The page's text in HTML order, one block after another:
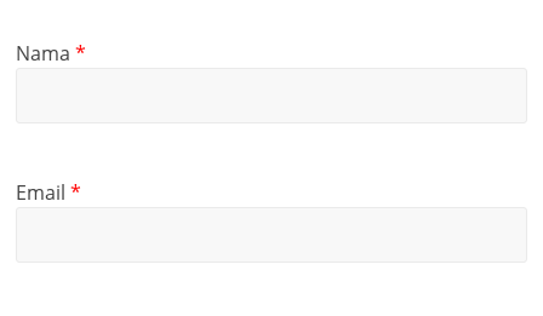
Nama*
Email*